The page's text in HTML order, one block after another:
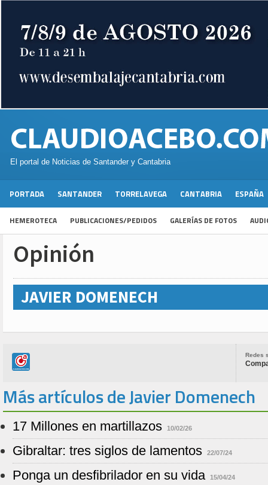
El portal de Noticias de Santander y Cantabria
PORTADA SANTANDER TORRELAVEGA CANTABRIA ESPAÑA
HEMEROTECA PUBLICACIONES/PEDIDOS GALERÍAS DE FOTOS
Opinión
JAVIER DOMENECH
Redes
Más artículos de Javier Domenech
17 Millones en martillazos 10/02/26
Gibraltar: tres siglos de lamentos 22/07/24
Ponga un desfibrilador en su vida 15/04/24